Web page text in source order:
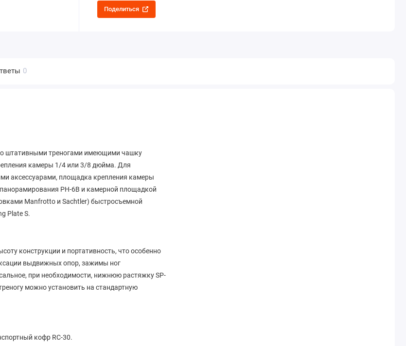
Поделиться
0
штативными треногами имеющими чашку
камеры 1/4 или 3/8 дюйма. Для
аксессуарами, площадка крепления камеры
PH-6B и камерной площадкой
Manfrotto и Sachtler) быстросъемной
Plate S.
конструкции и портативность, что особенно
выдвижных опор, зажимы ног
при необходимости, нижнюю растяжку SP-
можно установить на стандартную
кофр RC-30.